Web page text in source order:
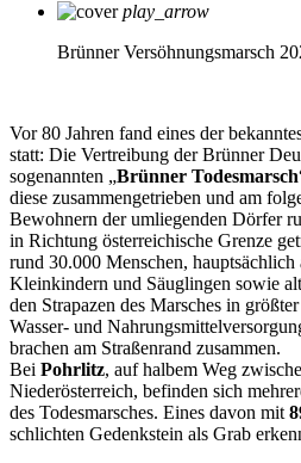
play_arrow
Brünner Versöhnungsmarsch
Vor 80 Jahren fand eines der
statt: Die Vertreibung der Brünner
sogenannten „Brünner Todesmarsch
diese zusammengetrieben und am
Bewohnern der umliegenden Dörfer
in Richtung österreichische Grenze
rund 30.000 Menschen,
Kleinkindern und Säuglingen sowie
den Strapazen des Marsches in
Wasser- und
brachen am Straßenrand zusammen.
Bei Pohrlitz, auf halbem Weg
Niederösterreich, befinden sich
des Todesmarsches. Eines davon mit
schlichten Gedenkstein als Grab